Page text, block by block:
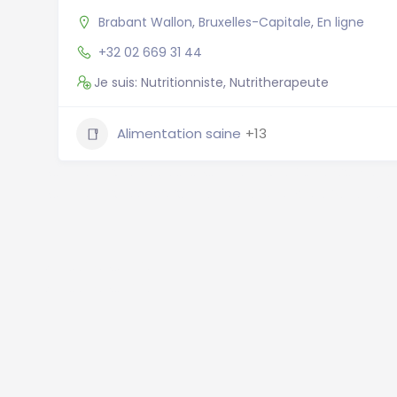
Brabant Wallon, Bruxelles-Capitale, En ligne
+32 02 669 31 44
Je suis: Nutritionniste, Nutritherapeute
Alimentation saine +13